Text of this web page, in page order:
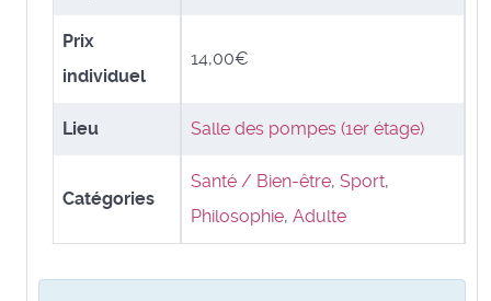
Prix
individuel
14,00€
Lieu Salle des pompes (1er étage)
Catégories
Santé / Bien-être, Sport,
Philosophie, Adulte